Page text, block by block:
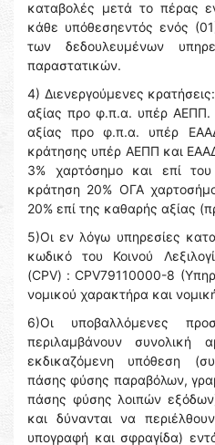
καταβολές μετά το πέρας
κάθε υπόθεσηεντός ενός
των δεδουλευμένων
παραστατικών.
4) Διενεργούμενες
αξίας προ φ.π.α. υπέρ ΑΕΠΠ.
αξίας προ φ.π.α. υπέρ
κράτησης υπέρ ΑΕΠΠ και
3% χαρτόσημο και επί του
κράτηση 20% ΟΓΑ
20% επί της καθαρής αξίας
5)Οι εν λόγω υπηρεσίες
κωδικό του Κοινού
(CPV) : CPV79110000-8
νομικού χαρακτήρα και
6)Οι υποβαλλόμενες
περιλαμβάνουν συνολική
εκδικαζόμενη υπόθεση
πάσης φύσης παραβόλων,
πάσης φύσης λοιπών
και δύνανται να
υπογραφή και σφραγίδα)